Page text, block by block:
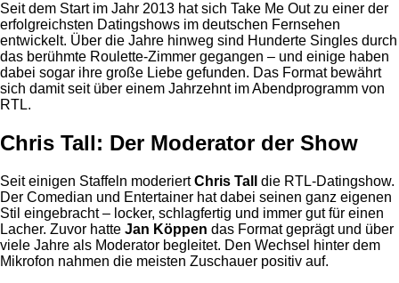
Seit dem Start im Jahr 2013 hat sich Take Me Out zu einer der
erfolgreichsten Datingshows im deutschen Fernsehen
entwickelt. Über die Jahre hinweg sind Hunderte Singles durch
das berühmte Roulette-Zimmer gegangen – und einige haben
dabei sogar ihre große Liebe gefunden. Das Format bewährt
sich damit seit über einem Jahrzehnt im Abendprogramm von
RTL.
Chris Tall: Der Moderator der Show
Seit einigen Staffeln moderiertChris Tall
die RTL-Datingshow.
Der Comedian und Entertainer hat dabei seinen ganz eigenen
Stil eingebracht – locker, schlagfertig und immer gut für einen
Lacher. Zuvor hatte Jan Köppen das Format geprägt und über
viele Jahre als Moderator begleitet. Den Wechsel hinter dem
Mikrofon nahmen die meisten Zuschauer positiv auf.